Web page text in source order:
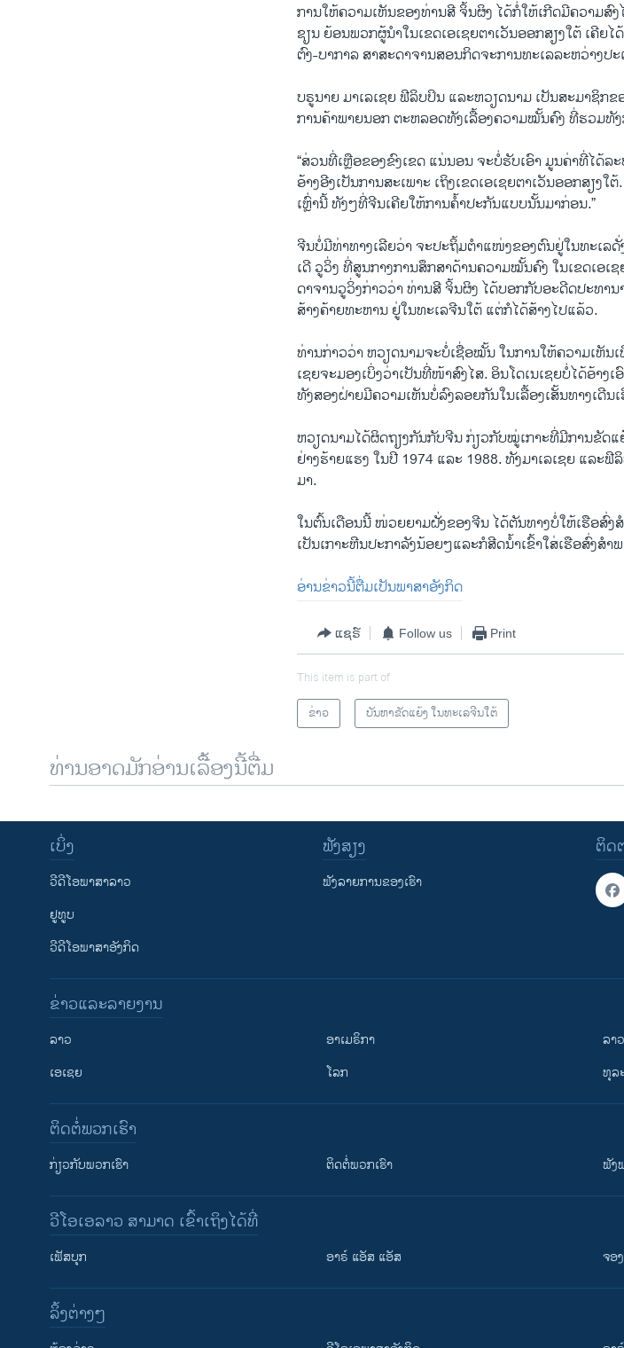
ຕິດຕາມພວກເຮົາ ທີ່
ການ​ໃຫ້​ຄວາມ​ເຫັນ​ຂອງ​ທ່ານ​ສີ ຈິ້ນ​ຜິງ ໄດ້​ກໍ່​ໃຫ້​ເກີດ​ມີ​ຄວາມ​
ຊຽນ ຍ້ອນ​ພວກ​ຜູ້​ນຳ​ໃນ​ເຂດ​ເອ​ເຊຍ​ຕາ​ເວັນອອ​ກ​ສຽງ​ໃຕ້ ເຄີ
ຕົງ-​ບາ​ກາ​ລ ສາ​ສະ​ດາ​ຈານ​ສອນ​ກິດ​ຈະ​ການ​ທະ​ເລ​ລະ​ຫວ່າງ​ປ
ບ​ຣູ​ນາຍ ມາ​ເລ​ເຊຍ ຟີ​ລິບ​ປິນ ແລະ​ຫວຽດ​ນາມ ເປັນ​ສະ​ມາ​ຊິກ​
ການ​ຄ້າ​ພາຍນອກ ຕະ​ຫລອດ​ທັງ​ເລື້ອງຄວາມ​ໝັ້ນ​ຄົງ ​ທີ່​ຮວມ​ທັ
“ສ່ວນ​ທີ່​ເຫຼືອ​ຂອງ​ຂົງ​ເຂດ ແນ່ນອນ ຈະ​ບໍ່​ຮັບ​ເອົາ​ ມູນ​ຄ່າ​ທີ່ໄດ້​ລ
ອ້າງ​ອີງເປັນ​ການ​ສະ​ເພາະ​ ເຖິງ​ເຂດເອ​ເຊຍ​ຕາ​ເວັນ​ອອກ​ສຽງ​
ເຫຼົ່າ​ນີ້ ​ທັງໆ​ທີ່ຈີນ​ເຄີຍ​ໃຫ້​ການ​ຄ້ຳ​ປະ​ກັນ​ແບບນັ້ນ​ມາ​ກ່ອນ.”
ຈີນ​ບໍ່​ມີ​ທ່າ​ທາງ​ເລີຍ​ວ່າ ຈະ​ປະ​ຖິ້ມ​ຕຳ​ແໜ່ງ​ຂອງ​ຕົນ​ຢູ່​ໃນ​ທະ​ເລ​
ເດີ ວູ​ວິ່ງ ທີ່​ສູນ​ກາງ​ການ​ສຶກ​ສາ​ດ້ານ​ຄວາມໝັ້​ນ​ຄົງ​ ໃນ​ເຂດ​ເອ​ເ
ດາ​ຈານ​ວູ​ວິ່ງ​ກ່າວ​ວ່າ ທ່ານ​ສີ ຈິ້ນ​ຜິງ ໄດ້​ບອກ​ກັບ​ອະ​ດີດ​ປະ​ທາ​
ສ້າງ​ຄ້າຍ​ທະ​ຫານ ຢູ່​ໃນ​ທະ​ເລ​ຈີນ​ໃຕ້ ແຕ່ກໍ​ໄດ້​ສ້າງ​ໄປ​ແລ້ວ.
ທ່ານ​ກ່າວ​ວ່​າ ຫວຽດ​ນາມ​ຈະ​ບໍ່​ເຊື່ອໝັ້ນ ໃນ​ການ​ໃຫ້​ຄວາມ​ເຫັ
ເຊຍ​ຈະ​ມອງ​ເບິ່ງວ່າ​ເປັນ​ທີ່​ໜ້າ​ສົງ​ໄສ. ອິນໂດ​ເນ​ເຊຍ​ບໍ່​ໄດ້​ອ້າ
ທັງ​ສອງ​ຝ່າຍ​ມີ​ຄວາມ​ເຫັນ​ບໍ່​ລົງ​ລອຍ​ກັນ​ໃນ​ເລື້ອງ​ເສັ້​ນ​ທາງ​ເດີນ​
ຫວຽດ​ນາມ​ໄດ້​ຜິດ​ຖຽງ​ກັນ​ກັບ​ຈີນ ກ່ຽວ​ກັບ​ໝູ່​ເກາະ​ທີ່​ມີ​ການ​ຂັດ​
ຢ່າງ​ຮ້າຍ​ແຮງ ​ໃນ​ປີ 1974 ແລະ 1988. ທັງ​ມາ​ເລ​ເຊຍ ແລະ​
ມາ.
ໃນ​ຕົ້ນ​ເດືອນນີ້ ໜ່ວຍ​ຍາມ​ຝັ່ງ​ຂອງ​ຈີນ ໄດ້​ຕັນ​ທາງ​ບໍ່​ໃຫ້​ເຮືອ​ສົ່ງ​
ເປັນ​ເກາະ​ຫີນ​ປະ​ກາ​ລັງ​ນ້ອຍໆແລະ​ກໍສີດ​ນ້ຳ​ເຂົ້າ​ໃສ່​ເຮືອ​ສົ່ງ​ສຳ​
ອ່ານ​ຂ່າວນີ້​ຕື່ມ​ເປັນ​ພາ​ສາ​ອັງ​ກິດ
ແຊຣ໌ Follow us Print
This item is part of
ຂ່າວ
ບັນຫາຂັດແຍ້ງ ໃນທະເລຈີນໃຕ້
ທ່ານອາດມັກອ່ານເລື້ອງນີ້ຕື່ມ
ຕິດ
ເບິ່ງ
ວີດີໂອພາສາລາວ
ຢູທູບ
ວີດີໂອພາສາອັງກິດ
ຟັງສຽງ
ຟັງລາຍການຂອງເຮົາ
ຂ່າວແລະລາຍງານ
ລາວ
ເອເຊຍ
ອາເມຣິກາ
ໂລກ
ລາ
ທຸລ
ຕິດຕໍ່ພວກເຮົາ
ກ່ຽວກັບພວກເຮົາ ຕິດຕໍ່ພວກເຮົາ ຟັງ
ວີໂອເອລາວ ສາມາດ ເຂົ້າເຖິງໄດ້ທີ່
ເຟັສບຸກ ອາຣ໌ ແອັສ ແອັສ ຈອ
​ລິ້ງ​ຕ່າງໆ